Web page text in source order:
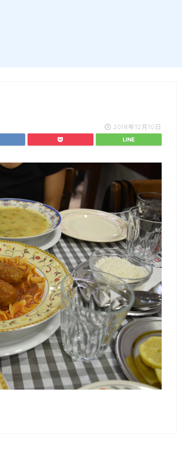
2018年12月10日